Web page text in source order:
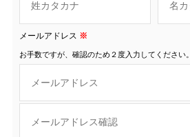
メールアドレス ※
お手数ですが、確認のため２度入力してください。